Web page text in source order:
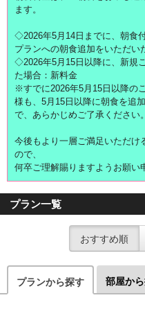
ます。
◇2026年5月14日までに、朝食
プランへの朝食追加をいただい
◇2026年5月15日以降に、新規
た場合：新料金
※すでに2026年5月15日以降の
様も、5月15日以降に朝食を追
で、あらかじめご了承ください。
今後もより一層ご満足いただけ
ので、
何卒ご理解賜りますようお願い
プラン一覧
おすすめ順
プランから探す 部屋か